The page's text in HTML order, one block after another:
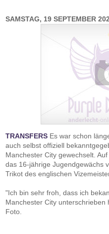
SAMSTAG, 19 SEPTEMBER
TRANSFERS Es war schon
auch selbst offiziell
Manchester City gewechselt.
das 16-jährige Jugendgewächs
Trikot des englischen
"Ich bin sehr froh, dass ich
Manchester City
Foto.